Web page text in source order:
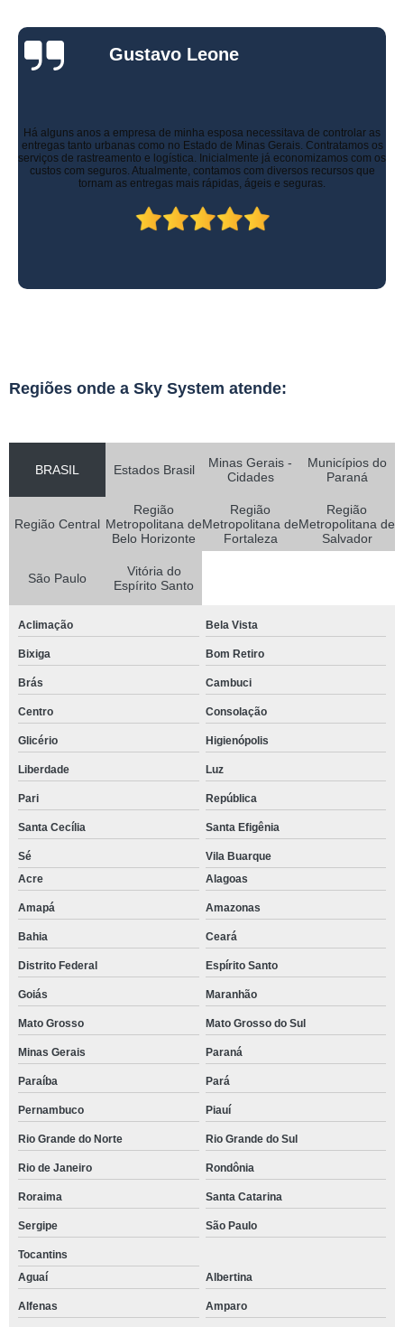
Gustavo Leone
Há alguns anos a empresa de minha esposa necessitava de controlar as
entregas tanto urbanas como no Estado de Minas Gerais. Contratamos os
serviços de rastreamento e logística. Inicialmente já economizamos com os
custos com seguros. Atualmente, contamos com diversos recursos que
tornam as entregas mais rápidas, ágeis e seguras.
Regiões onde a Sky System atende:
BRASIL Estados Brasil
Minas Gerais -
Cidades
Municípios do
Paraná
Região Central
Região
Metropolitana de
Belo Horizonte
Região
Metropolitana de
Fortaleza
Região
Metropolitana de
Salvador
São Paulo
Vitória do
Espírito Santo
Aclimação Bela Vista
Bixiga Bom Retiro
Brás Cambuci
Centro Consolação
Glicério Higienópolis
Liberdade Luz
Pari República
Santa Cecília Santa Efigênia
Sé
Vila Buarque
Acre
Alagoas
Amapá Amazonas
Bahia Ceará
Distrito Federal Espírito Santo
Goiás Maranhão
Mato Grosso Mato Grosso do Sul
Minas Gerais Paraná
Paraíba Pará
Pernambuco Piauí
Rio Grande do Norte Rio Grande do Sul
Rio de Janeiro Rondônia
Roraima Santa Catarina
Sergipe São Paulo
Tocantins
Aguaí
Albertina
Alfenas Amparo